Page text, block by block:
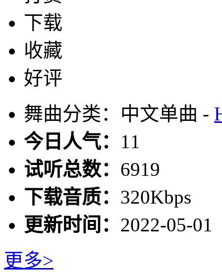
下载
收藏
好评
舞曲分类：中文单曲 -
今日人气： 11
试听总数： 6919
下载音质： 320Kbps
更新时间： 2022-05-01
更多>